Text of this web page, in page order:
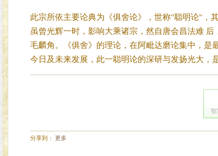
此宗所依主要论典为《俱舍论》，世称"聪明论"，
虽曾光辉一时，影响大乘诸宗，然自唐会昌法难
毛麟角。《俱舍》的理论，在阿毗达磨论集中，是
今日及未来发展，此一聪明论的深研与发扬光大，
智
分享到： 更多